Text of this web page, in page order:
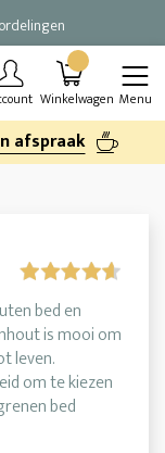
Winkelwagen Menu
afspraak
bed en
is mooi om
leven.
om te kiezen
bed